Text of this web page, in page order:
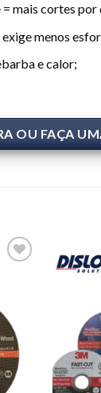
mais cortes por
menos
e calor;
OU FAÇA